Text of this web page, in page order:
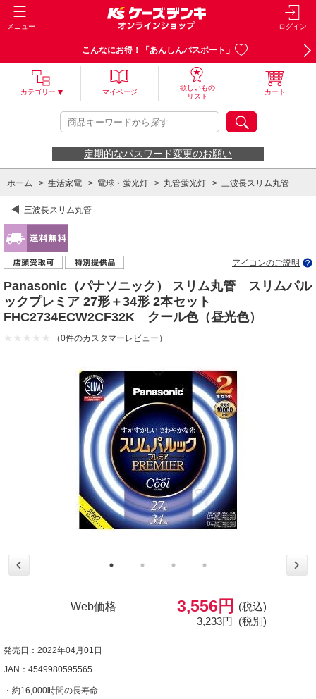
メニュー ログイン
こんなにお得！「あんしんパスポート」
カテゴリー マイページ
欲しいもの
リスト
カート
定期的なパスワード変更のお願い
ホーム > 生活家電 > 電球・蛍光灯 > 丸管蛍光灯 > 三波長スリム丸管
三波長スリム丸管
アイコンのご説明
Panasonic（パナソニック） スリム丸管 スリムパル
ックプレミア 27形＋34形 2本セット
FHC2734ECW2CF32K クール色（昼光色）
（0件のカスタマーレビュー）
Web価格 3,556円
(税込)
3,233円 (税別)
発売日：2022年04月01日
JAN：4549980595565
・約16,000時間の長寿命